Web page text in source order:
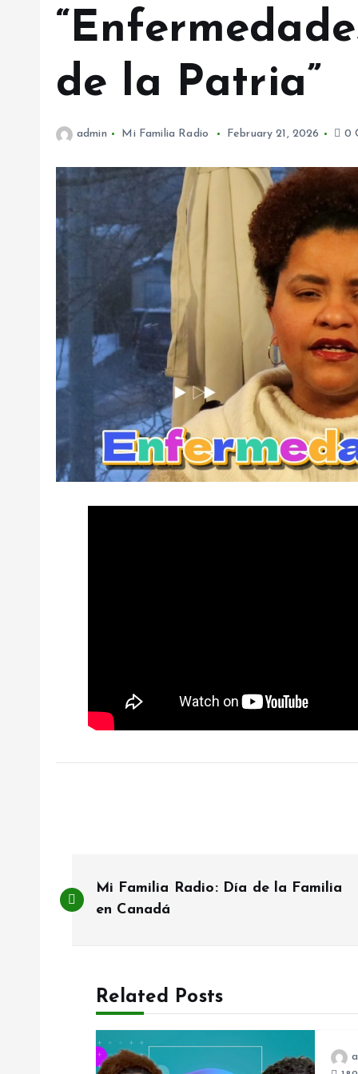
de la Patria”
admin Mi Familia Radio February 21, 2026 0
o
Mi Familia Radio: Día de la Familia
en Canadá
Related Posts